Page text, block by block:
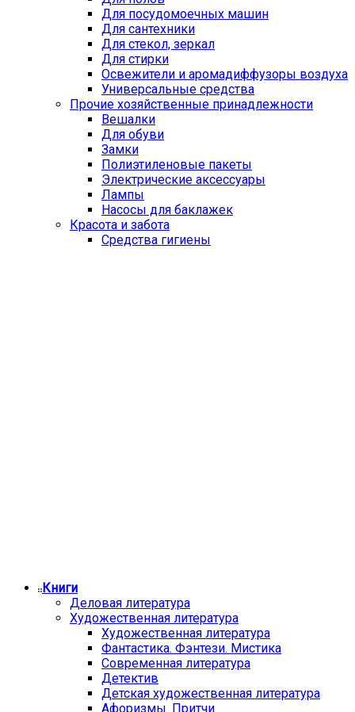
Для посудомоечных машин
Для сантехники
Для стекол, зеркал
Для стирки
Освежители и аромадиффузоры воздуха
Универсальные средства
Прочие хозяйственные принадлежности
Вешалки
Для обуви
Замки
Полиэтиленовые пакеты
Электрические аксессуары
Лампы
Насосы для баклажек
Красота и забота
Средства гигиены
Книги
Деловая литература
Художественная литература
Художественная литература
Фантастика. Фэнтези. Мистика
Современная литература
Детектив
Детская художественная литература
Афоризмы. Притчи